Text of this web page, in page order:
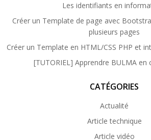
Les identifiants en
Créer un Template de page avec
plusieurs pages
Créer un Template en HTML/CSS PHP et
[TUTORIEL] Apprendre BULMA en
CATÉGORIES
Actualité
Article technique
Article vidéo